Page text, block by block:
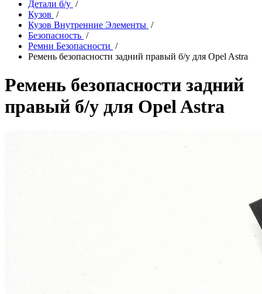
Детали б/у /
Кузов /
Кузов Внутренние Элементы /
Безопасность /
Ремни Безопасности /
Ремень безопасности задний правый б/у для Opel Astra
Ремень безопасности задний
правый б/у для Opel Astra